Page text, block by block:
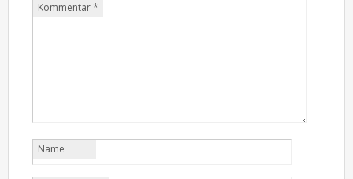
Kommentar*
Name